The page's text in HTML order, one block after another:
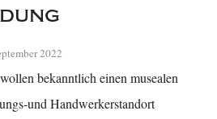
2022
bekanntlich einen musealen
und Handwerkerstandort